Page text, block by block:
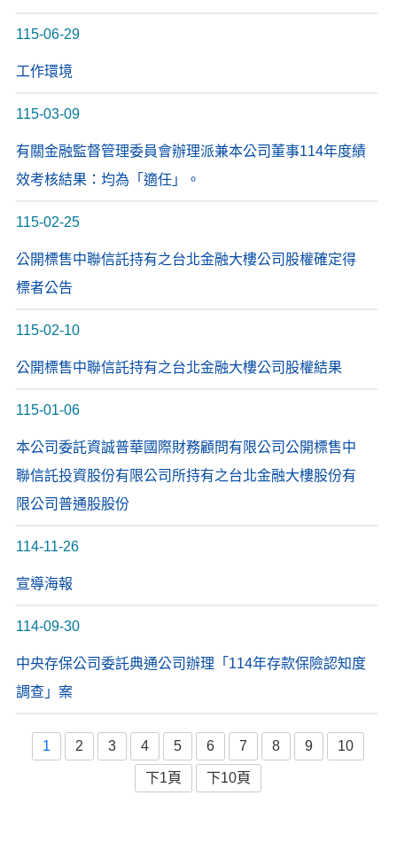
115-06-29
工作環境
115-03-09
有關金融監督管理委員會辦理派兼本公司董事114年度績
效考核結果：均為「適任」。
115-02-25
公開標售中聯信託持有之台北金融大樓公司股權確定得
標者公告
115-02-10
公開標售中聯信託持有之台北金融大樓公司股權結果
115-01-06
本公司委託資誠普華國際財務顧問有限公司公開標售中
聯信託投資股份有限公司所持有之台北金融大樓股份有
限公司普通股股份
114-11-26
宣導海報
114-09-30
中央存保公司委託典通公司辦理「114年存款保險認知度
調查」案
1 2 3 4 5 6 7 8 9 10
下1頁 下10頁